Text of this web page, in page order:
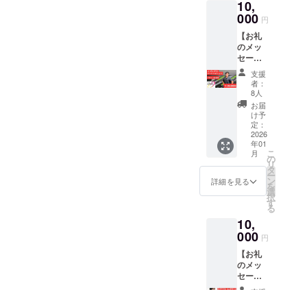
ジェク
ト終了
後にお
送り
する
メール
をご確
認くだ
さい。
：ご
支援金
額の大
よって
文字の
りま
す。 ※
文字の
大きさ
はクラ
ウド
の紹介
して欲
転車
(ロード
バイ
ク、ク
ロスバ
イク、
マウン
テンバ
イク、
TTバイ
クなど)
の写真
を10枚
ほど添
す。 動
画は60
秒ほど
の尺で
制作い
たしま
バー
「ツボ
バル」
で使え
る500円
回数券
24回
分】 ・
ツボバ
ルで使
えるチ
ケット
（500円
×24回）
・ツボ
バルで
のお買
けま
す。 ・
の交換
はでき
ませ
10,
000 円
【お礼
のメッ
セージ
（メー
ル）】
感謝の
気持ち
を込め
て、お
礼の
メッ
セージ
をお送
りしま
す。
APEXオ
リジナ
ルデザ
インT
シャ
ツ】 Le
支援
者：
8人
お届
け予
定：
2026
年01
月
詳細を見る
こ
の
リ
タ
ー
ン
を
選
択
す
る
10,
000 円
【お礼
のメッ
セージ
（メー